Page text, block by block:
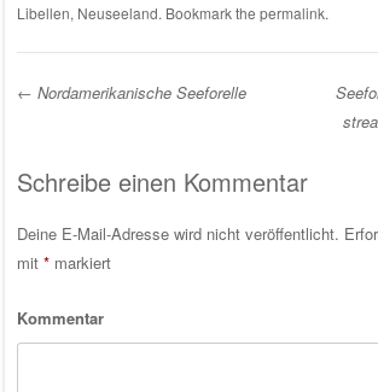
Libellen, Neuseeland. Bookmark the permalink.
← Nordamerikanische Seeforelle
Schreibe einen Kommentar
Deine E-Mail-Adresse wird nicht veröffentlicht.
mit *markiert
Kommentar